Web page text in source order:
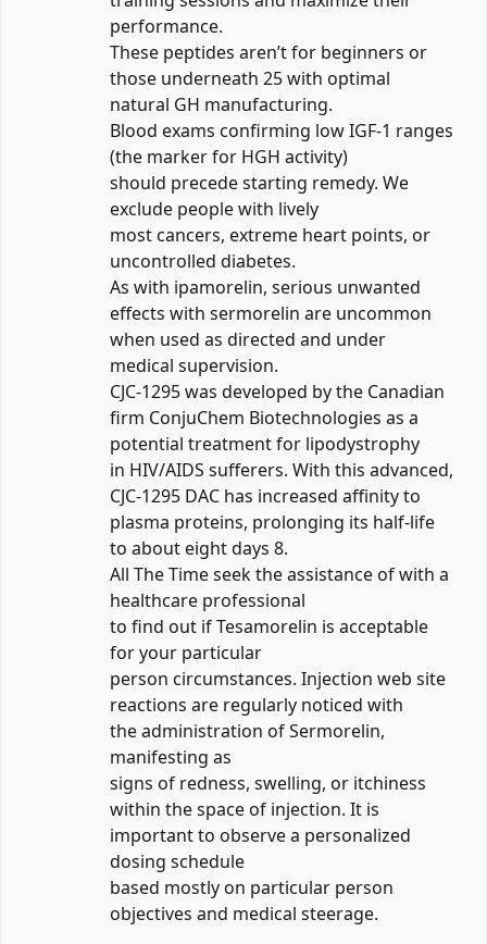
performance.
These peptides aren’t for beginners or
those underneath 25 with optimal
natural GH manufacturing.
Blood exams confirming low IGF-1 ranges
(the marker for HGH activity)
should precede starting remedy. We
exclude people with lively
most cancers, extreme heart points, or
uncontrolled diabetes.
As with ipamorelin, serious unwanted
effects with sermorelin are uncommon
when used as directed and under
medical supervision.
CJC-1295 was developed by the Canadian
firm ConjuChem Biotechnologies as a
potential treatment for lipodystrophy
in HIV/AIDS sufferers. With this advanced,
CJC-1295 DAC has increased affinity to
plasma proteins, prolonging its half-life
to about eight days 8.
All The Time seek the assistance of with a
healthcare professional
to find out if Tesamorelin is acceptable
for your particular
person circumstances. Injection web site
reactions are regularly noticed with
the administration of Sermorelin,
manifesting as
signs of redness, swelling, or itchiness
within the space of injection. It is
important to observe a personalized
dosing schedule
based mostly on particular person
objectives and medical steerage.